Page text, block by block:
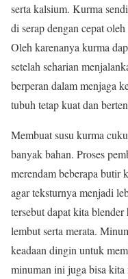
serta kalsium. Kurma
di serap dengan cepat
Oleh karenanya kurma
setelah seharian
berperan dalam menjaga
tubuh tetap kuat dan
Membuat susu kurma
banyak bahan. Proses
merendam beberapa butir
agar teksturnya menjadi
tersebut dapat kita
lembut serta merata.
keadaan dingin untuk
minuman ini juga bisa kita